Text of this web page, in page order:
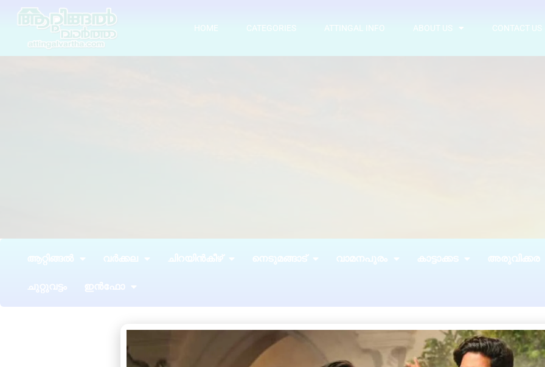
HOME CATEGORIES ATTINGAL INFO ABOUT US CONTACT US
ആറ്റിങ്ങൽ വർക്കല ചിറയിൻകീഴ് നെടുമങ്ങാട് വാമനപുരം കാട്ടാക്കട അരുവിക്കര
ചുറ്റുവട്ടം ഇൻഫോ